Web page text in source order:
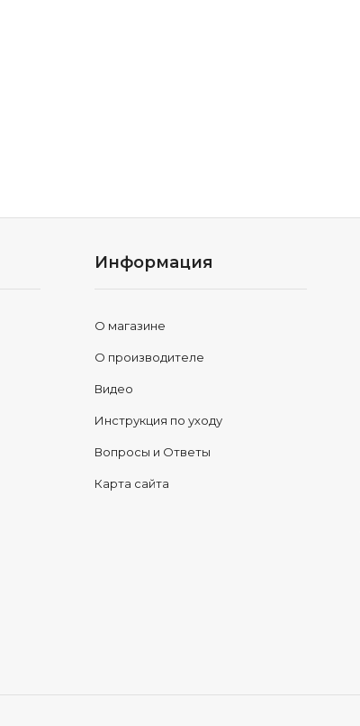
Информация
О магазине
О производителе
Видео
Инструкция по уходу
Вопросы и Ответы
Карта сайта